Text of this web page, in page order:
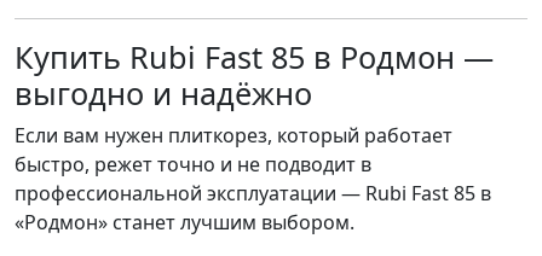
Купить Rubi Fast 85 в Родмон —
выгодно и надёжно
Если вам нужен плиткорез, который работает
быстро, режет точно и не подводит в
профессиональной эксплуатации — Rubi Fast 85 в
«Родмон» станет лучшим выбором.